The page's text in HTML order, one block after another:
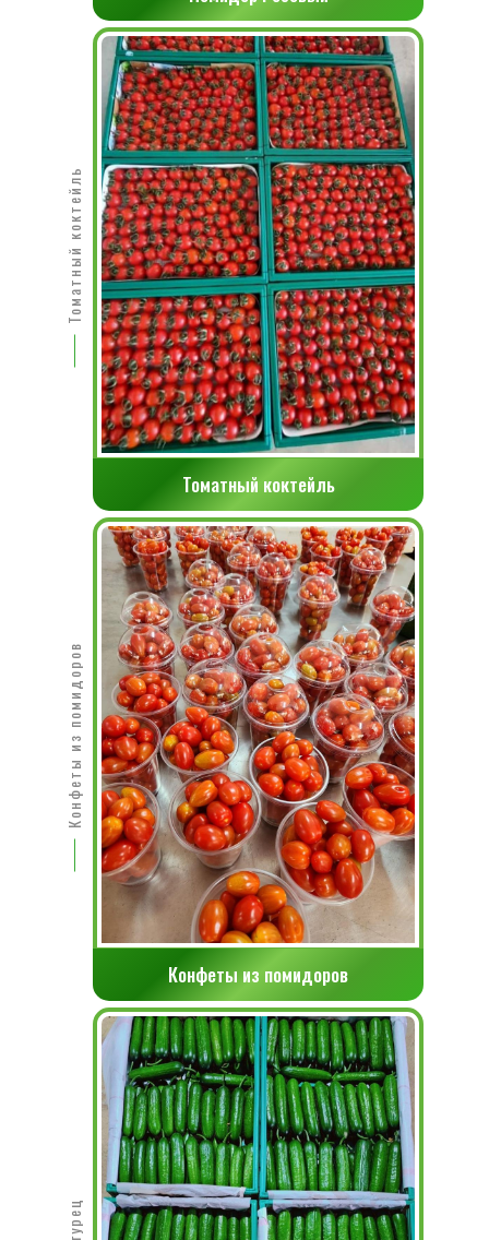
Томатный коктейль
Томатный коктейль
Конфеты из помидоров
Конфеты из помидоров
Огурец